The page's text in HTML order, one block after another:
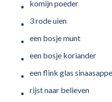
komijn poeder
3 rode uien
een bosje munt
een bosje koriander
een flink glas
rijst naar believen